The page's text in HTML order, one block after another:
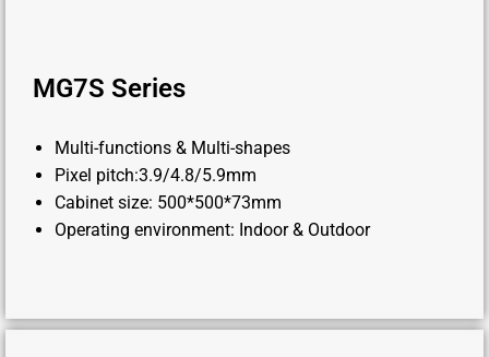
MG7S Series
Multi-functions & Multi-shapes
Pixel pitch:3.9/4.8/5.9mm
Cabinet size: 500*500*73mm
Operating environment: Indoor & Outdoor